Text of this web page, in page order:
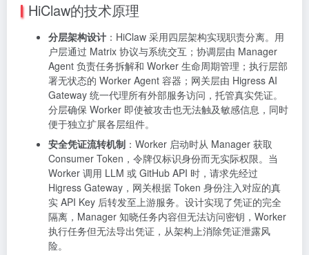
HiClaw的技术原理
分层架构设计 ：HiClaw 采用四层架构实现职责分离。用
户层通过 Matrix 协议与系统交互；协调层由 Manager
Agent 负责任务拆解和 Worker 生命周期管理；执行层部
署无状态的 Worker Agent 容器；网关层由 Higress AI
Gateway 统一代理所有外部服务访问，托管真实凭证。
分层确保 Worker 即使被攻击也无法触及敏感信息，同时
便于独立扩展各层组件。
安全凭证流转机制 ：Worker 启动时从 Manager 获取
Consumer Token，令牌仅标识身份而无实际权限。当
Worker 调用 LLM 或 GitHub API 时，请求先经过
Higress Gateway，网关根据 Token 身份注入对应的真
实 API Key 后转发至上游服务。设计实现了凭证的完全
隔离，Manager 知晓任务内容但无法访问密钥，Worker
执行任务但无法导出凭证，从架构上消除凭证泄露风
险。